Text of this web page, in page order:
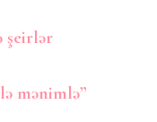
şeirlər
mənimlə”